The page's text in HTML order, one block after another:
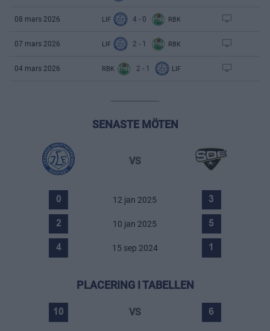
08 mars 2026 LIF 4- 0 RBK
07 mars 2026 LIF 2 - 1 RBK
04 mars 2026 RBK 2 - 1 LIF
SENASTE MÖTEN
VS
0 12 jan 2025 3
2 10 jan 2025 5
4 15 sep 2024 1
PLACERING I TABELLEN
10 VS 6